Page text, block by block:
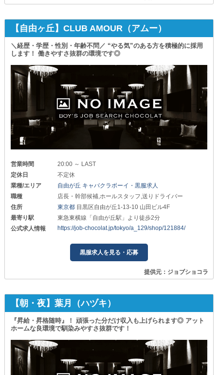
【自由ヶ丘】CLUB AMOUR（アムー）
＼経歴・学歴・性別・年齢不問／ “やる気”のある方を積極的に採用
します！ 働きやすさ抜群の環境です◎
営業時間
20:00 ～ LAST
定休日
不定休
業種/エリア
自由が丘 キャバクラボーイ・黒服求人
職種
店長・幹部候補,ホールスタッフ,送りドライバー
住所
東京都 目黒区自由が丘1-13-10 山田ビル4F
最寄り駅
東急東横線「自由が丘駅」より徒歩2分
公式求人情報
https://job-chocolat.jp/tokyo/a_129/shop/121884/
黒服求人を見る・応募
提供元：ジョブショコラ
【朝・夜】葉月（ハヅキ）
『昇給・昇格随時』！ 頑張った分だけ収入も上げられます◎ アット
ホームな良環境で馴染みやすさ抜群です！